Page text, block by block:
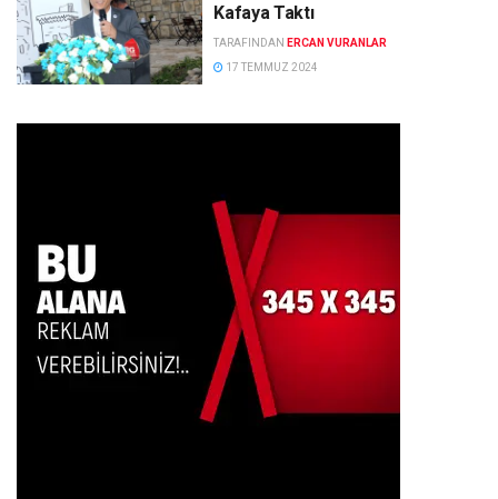
Kafaya Taktı
TARAFINDAN ERCAN VURANLAR
17 TEMMUZ 2024